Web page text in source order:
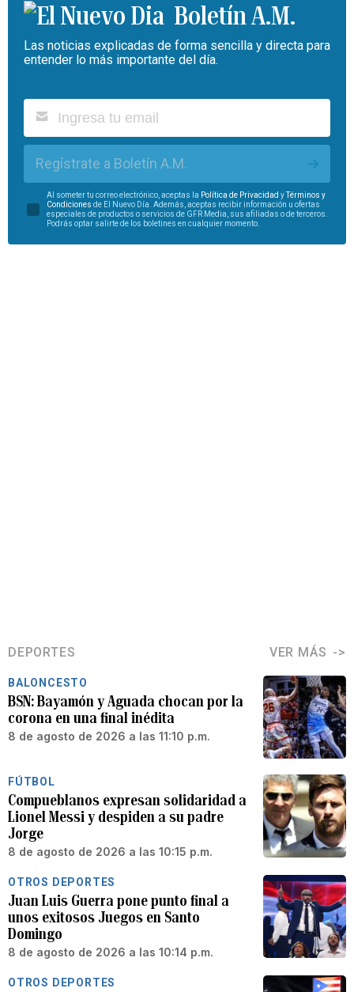
Boletín A.M.
Las noticias explicadas de forma sencilla y directa para
entender lo más importante del día.
Regístrate a Boletín A.M.
Al someter tu correo electrónico, aceptas la Política de Privacidad yTérminos y
Condiciones de El Nuevo Día. Además, aceptas recibir información u ofertas
especiales de productos o servicios de GFR Media, sus afiliadas o de terceros.
Podrás optar salirte de los boletines en cualquier momento.
DEPORTES VER MÁS
BALONCESTO
BSN: Bayamón y Aguada chocan por la
corona en una final inédita
8 de agosto de 2026 a las 11:10 p.m.
FÚTBOL
Compueblanos expresan solidaridad a
Lionel Messi y despiden a su padre
Jorge
8 de agosto de 2026 a las 10:15 p.m.
OTROS DEPORTES
Juan Luis Guerra pone punto final a
unos exitosos Juegos en Santo
Domingo
8 de agosto de 2026 a las 10:14 p.m.
OTROS DEPORTES